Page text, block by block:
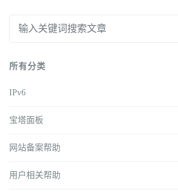
所有分类
IPv6
宝塔面板
网站备案帮助
用户相关帮助